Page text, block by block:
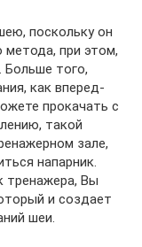
поскольку он
при этом,
Больше того,
как вперед-
прокачать с
такой
зале,
напарник.
тренажера, Вы
и создает
шеи.